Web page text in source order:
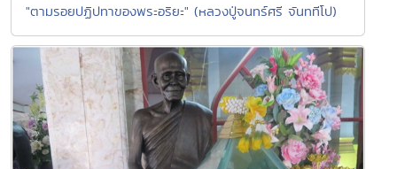
"ตามรอยปฏิปทาของพระอริยะ" (หลวงปู่จนทร์ศรี จันททีโป)